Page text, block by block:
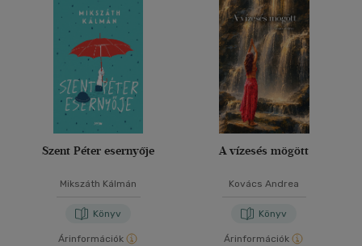
Szent Péter esernyője
Mikszáth Kálmán
Könyv
Árinformációk
A vízesés mögött
Kovács Andrea
Könyv
Árinformációk